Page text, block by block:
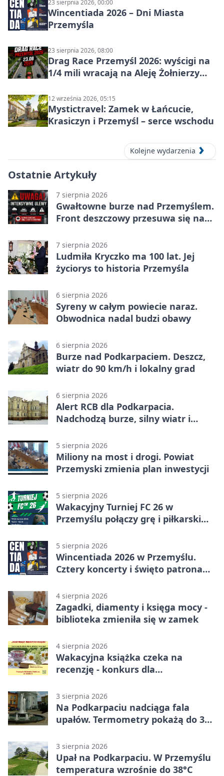
23 sierpnia 2026, 00:00
Wincentiada 2026 – Dni Miasta
Przemyśla
23 sierpnia 2026, 08:00
Drag Race Przemyśl 2026: wyścigi na
1/4 mili wracają na Aleję Żołnierzy
12 września 2026, 05:15
Mystictravel: Zamek w Łańcucie,
Krasiczyn i Przemyśl – serce wschodu
Kolejne wydarzenia
Ostatnie Artykuły
7 sierpnia 2026
Gwałtowne burze nad Przemyślem.
Front deszczowy przesuwa się na
7 sierpnia 2026
Ludmiła Kryczko ma 100 lat. Jej
życiorys to historia Przemyśla
6 sierpnia 2026
Syreny w całym powiecie naraz.
Obwodnica nadal budzi obawy
6 sierpnia 2026
Burze nad Podkarpaciem. Deszcz,
wiatr do 90 km/h i lokalny grad
6 sierpnia 2026
Alert RCB dla Podkarpacia.
Nadchodzą burze, silny wiatr i
5 sierpnia 2026
Miliony na most i drogi. Powiat
Przemyski zmienia plan inwestycji
5 sierpnia 2026
Wakacyjny Turniej FC 26 w
Przemyślu połączy grę i piłkarski
5 sierpnia 2026
Wincentiada 2026 w Przemyślu.
Cztery koncerty i święto patrona
4 sierpnia 2026
Zagadki, diamenty i księga mocy -
biblioteka zmieniła się w zamek
4 sierpnia 2026
Wakacyjna książka czeka na
recenzję - konkurs dla
3 sierpnia 2026
Na Podkarpaciu nadciąga fala
upałów. Termometry pokażą do 36
3 sierpnia 2026
Upał na Podkarpaciu. W Przemyślu
temperatura wzrośnie do 38°C